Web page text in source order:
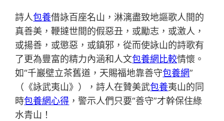
詩人包養借詠百座名山，淋漓盡致地謳歌人間的
真善美，鞭撻世間的假惡丑，或勵志，或激人，
或揚善，或懲惡，或鎮邪，從而使詠山的詩歌有
了更為豐富的精力內涵和人文包養網比較情懷。
如“千巖壁立茶舊道，天賜福地靠善守包養網”
（《詠武夷山》），詩人在贊美武包養夷山的同
時包養網心得 ，警示人們只要“善守”才幹保住綠
水青山！